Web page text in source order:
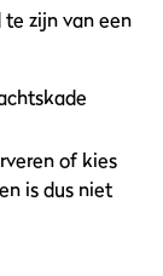
zijn van een
of kies
is dus niet